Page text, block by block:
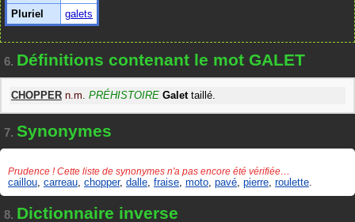
Pluriel
galets
6. Définitions contenant le mot GALET
CHOPPER n.m. PRÉHISTOIRE Galettaillé.
7. Synonymes
Prudence ! Cette liste de synonymes n'a pas encore été vérifiée…
caillou carreau chopper, dalle fraise moto pavé pierre roulette
8. Dictionnaire inverse